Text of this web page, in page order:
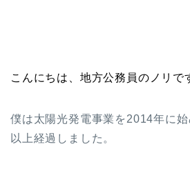
こんにちは、地方公務員のノリで
僕は太陽光発電事業を2014年に
以上経過しました。